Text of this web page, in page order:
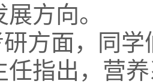
方向。
面，同学
任指出，营